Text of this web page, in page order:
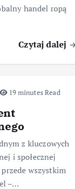
handel ropą
Czytaj dalej
19 minutes Read
z kluczowych
i społecznej
wszystkim
–…